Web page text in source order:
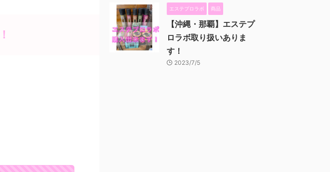
エステプロラボ 商品
【沖縄・那覇】エステプ
ロラボ取り扱いありま
す！
2023/7/5